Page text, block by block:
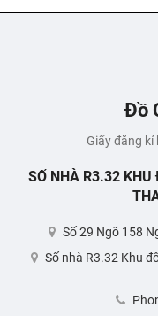
Đồ
Giấy đăng
SỐ NHÀ R3.32 KHU
Số 29 Ngõ 158
Số nhà R3.32 Khu